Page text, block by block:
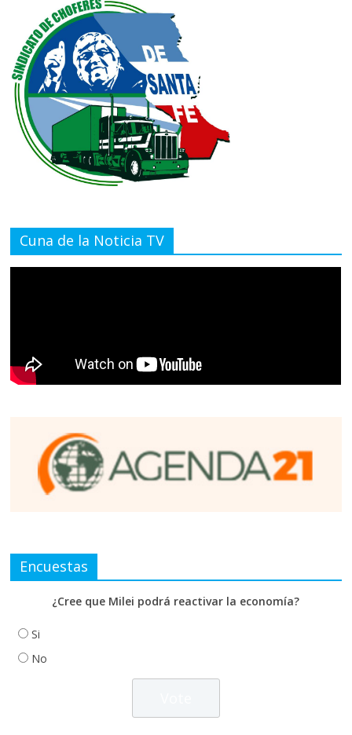
Cuna de la Noticia TV
Encuestas
¿Cree que Milei podrá reactivar la economía?
Si
No